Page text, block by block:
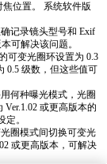
焦位置。 系统软件版
记录镜头型号和 Exif
可解决该问题。
可变光圈环设置为 0.3
0.5 级数，但这些值可
何种曝光模式，光圈
或更高版本的
。
圈模式间切换可变光
或更高版本，可解决